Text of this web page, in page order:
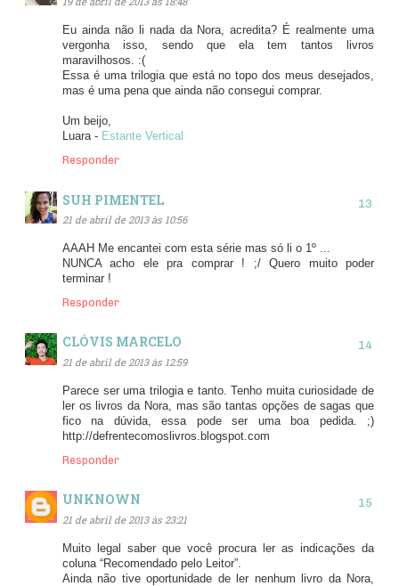
Eu ainda não li nada da Nora, acredita? É realmente uma
vergonha isso, sendo que ela tem tantos livros
maravilhosos. :(
Essa é uma trilogia que está no topo dos meus desejados,
mas é uma pena que ainda não consegui comprar.
Um beijo,
Luara - Estante Vertical
Responder
SUH PIMENTEL
21 de abril de 2013 às 10:56
AAAH Me encantei com esta série mas só li o 1º ...
NUNCA acho ele pra comprar ! ;/ Quero muito poder
terminar !
Responder
CLÓVIS MARCELO
21 de abril de 2013 às 12:59
Parece ser uma trilogia e tanto. Tenho muita curiosidade de
ler os livros da Nora, mas são tantas opções de sagas que
fico na dúvida, essa pode ser uma boa pedida. ;)
http://defrentecomoslivros.blogspot.com
Responder
UNKNOWN
21 de abril de 2013 às 23:21
Muito legal saber que você procura ler as indicações da
coluna “Recomendado pelo Leitor”.
Ainda não tive oportunidade de ler nenhum livro da Nora,